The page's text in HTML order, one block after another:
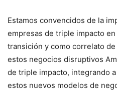
Estamos convencidos de la
empresas de triple impacto
transición y como correlato
estos negocios disruptivos
de triple impacto, integrando
estos nuevos modelos de